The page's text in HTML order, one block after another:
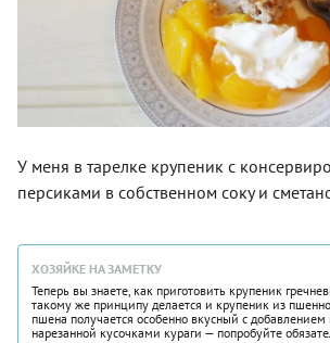
У меня в тарелке крупеник с
персиками в собственном соку и
ХОЗЯЙКЕ НА ЗАМЕТКУ
Теперь вы знаете, как приготовить крупеник
такому же принципу делается и крупеник из
пшена получается особенно вкусный с
нарезанной кусочками кураги — попробуйте